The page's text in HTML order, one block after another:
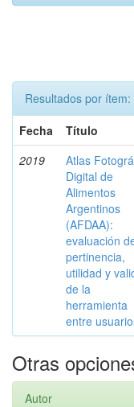
Resultados por ítem:
Fecha
Título
2019
Atlas
Digital de
Alimentos
Argentinos
(AFDAA):
evaluación
pertinencia,
utilidad y
de la
herramienta
entre
Otras
Autor